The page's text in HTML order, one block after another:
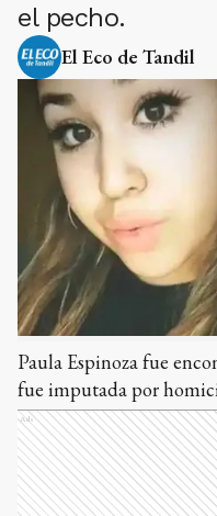
el pecho.
El Eco de Tandil
Paula Espinoza fue
fue imputada por
Ads